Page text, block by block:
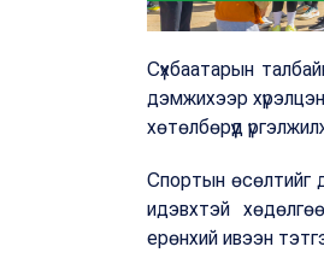
Сүхбаатарын
дэмжихээр хүрэлцэн
хөтөлбөрүүд
Спортын өсөлтийг
идэвхтэй
ерөнхий ивээн